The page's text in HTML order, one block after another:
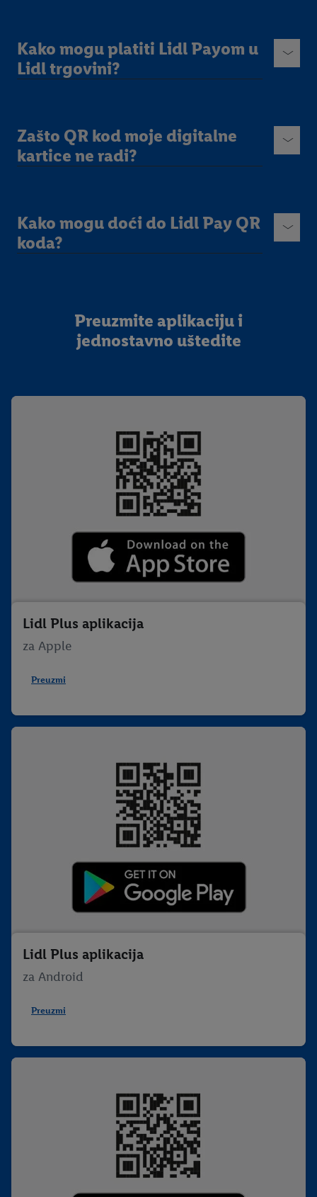
Kako mogu platiti Lidl Payom u
Lidl trgovini?
Zašto QR kod moje digitalne
kartice ne radi?
Kako mogu doći do Lidl Pay QR
koda?
Preuzmite aplikaciju i
jednostavno uštedite
Lidl Plus aplikacija
za Apple
Preuzmi
Lidl Plus aplikacija
za Android
Preuzmi